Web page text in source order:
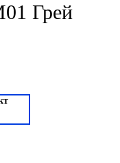
Грей